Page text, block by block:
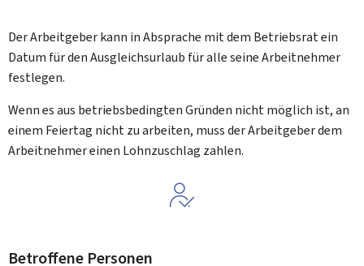
Der Arbeitgeber kann in Absprache mit dem Betriebsrat ein
Datum für den Ausgleichsurlaub für alle seine Arbeitnehmer
festlegen.
Wenn es aus betriebsbedingten Gründen nicht möglich ist, an
einem Feiertag nicht zu arbeiten, muss der Arbeitgeber dem
Arbeitnehmer einen Lohnzuschlag zahlen.
Betroffene Personen